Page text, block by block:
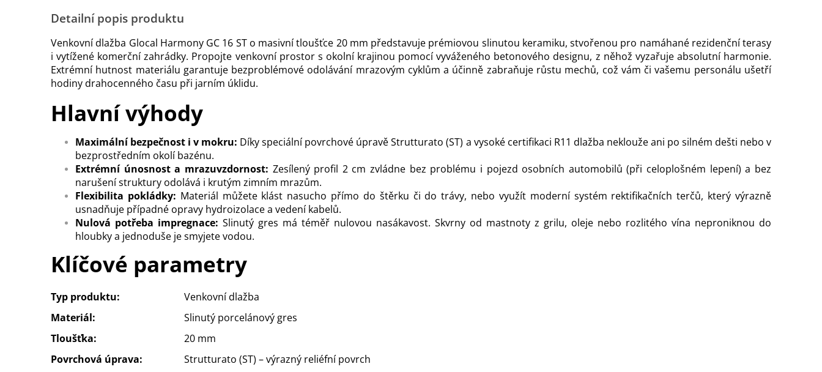
Detailní popis produktu
Venkovní dlažba Glocal Harmony GC 16 ST o masivní tloušťce 20 mm představuje prémiovou slinutou keramiku, stvořenou pro namáhané rezidenční terasy
i vytížené komerční zahrádky. Propojte venkovní prostor s okolní krajinou pomocí vyváženého betonového designu, z něhož vyzařuje absolutní harmonie.
Extrémní hutnost materiálu garantuje bezproblémové odolávání mrazovým cyklům a účinně zabraňuje růstu mechů, což vám či vašemu personálu ušetří
hodiny drahocenného času při jarním úklidu.
Hlavní výhody
Maximální bezpečnost i v mokru: Díky speciální povrchové úpravě Strutturato (ST) a vysoké certifikaci R11 dlažba neklouže ani po silném dešti nebo v
bezprostředním okolí bazénu.
Extrémní únosnost a mrazuvzdornost: Zesílený profil 2 cm zvládne bez problému i pojezd osobních automobilů (při celoplošném lepení) a bez
narušení struktury odolává i krutým zimním mrazům.
Flexibilita pokládky: Materiál můžete klást nasucho přímo do štěrku či do trávy, nebo využít moderní systém rektifikačních terčů, který výrazně
usnadňuje případné opravy hydroizolace a vedení kabelů.
Nulová potřeba impregnace: Slinutý gres má téměř nulovou nasákavost. Skvrny od mastnoty z grilu, oleje nebo rozlitého vína neproniknou do
hloubky a jednoduše je smyjete vodou.
Klíčové parametry
Typ produktu:
Venkovní dlažba
Materiál:
Slinutý porcelánový gres
Tloušťka:
20 mm
Povrchová úprava:
Strutturato (ST) – výrazný reliéfní povrch